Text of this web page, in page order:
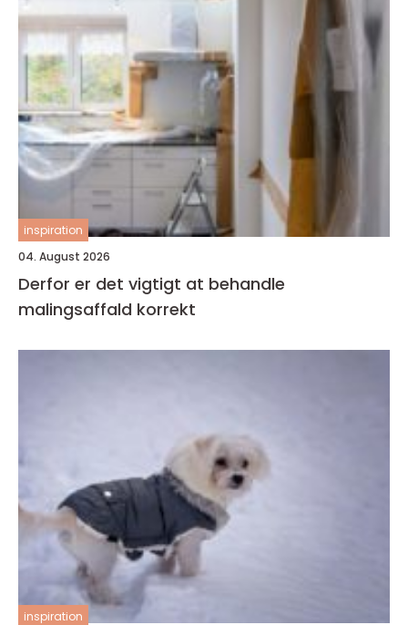
inspiration
04. August 2026
Derfor er det vigtigt at behandle
malingsaffald korrekt
inspiration